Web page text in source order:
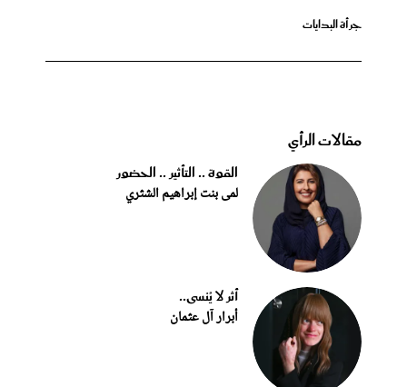
جرأة البدايات
مقالات الرأي
القوة .. التأثير .. الحضور
لمى بنت إبراهيم الشثري
أثر لا يُنسى..
أبرار آل عثمان